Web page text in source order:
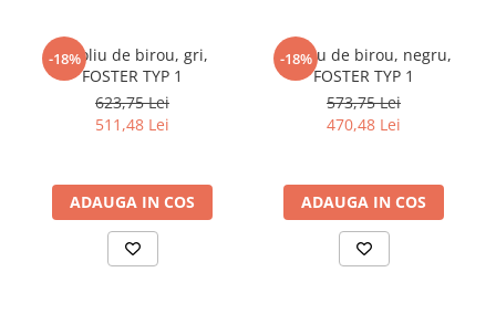
Mobilier Birou
Fotolii
Canapele birou
Dulapuri birou/bibliorafturi
-18%
Fotoliu de birou, gri,
FOSTER TYP 1
623,75 Lei
511,48 Lei
ADAUGA IN COS
-18%
Fotoliu de birou, negru,
FOSTER TYP 1
573,75 Lei
470,48 Lei
ADAUGA IN COS